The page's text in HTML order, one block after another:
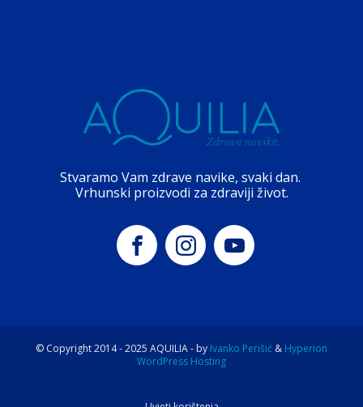
Stvaramo Vam zdrave navike, svaki dan.
Vrhunski proizvodi za zdraviji život.
© Copyright 2014 -2025 AQUILIA - by Ivanko Perišić & Hyperion
WordPress Hosting